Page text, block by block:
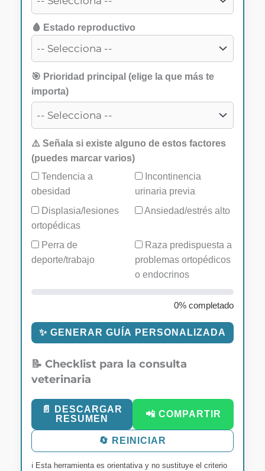
🩸 Estado reproductivo
🎯 Prioridad principal (elige la que más te
importa)
⚠️ Señala si existe alguno de estos factores
(puedes marcar varios)
Tendencia a
obesidad
Incontinencia
urinaria previa
Displasia/lesiones
ortopédicas
Ansiedad/estrés alto
Perra de
deporte/trabajo
Raza predispuesta a
problemas ortopédicos
o endocrinos
0% completado
✨ GENERAR GUÍA PERSONALIZADA
📝 Checklist para la consulta
veterinaria
📄 DESCARGAR
RESUMEN
📲 COMPARTIR
🔄 REINICIAR
ℹ️ Esta herramienta es orientativa y no sustituye el criterio